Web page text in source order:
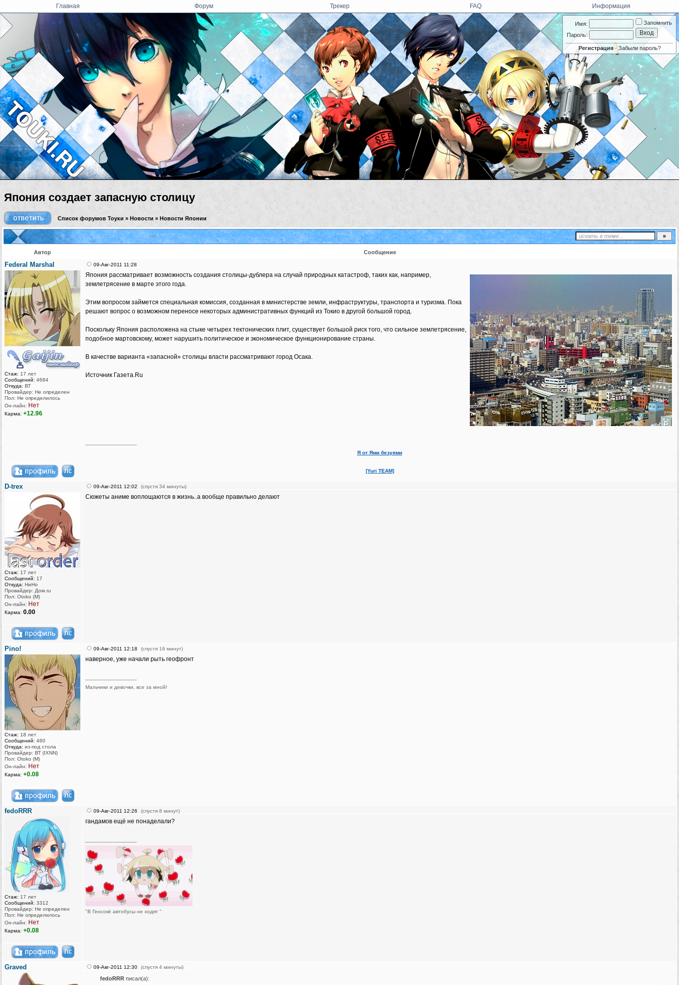
Имя:
Пароль:
Запомнить
Регистрация·Забыли пароль?
Главная Форум Трекер FAQ Информация
Япония создает запасную столицу
Список форумов Тоуки » Новости » Новости Японии
Автор Сообщение
Federal Marshal
Стаж: 17 лет
Сообщений: 4684
Откуда: ВТ
Провайдер: Не определен
Пол: Не определилось
Он-лайн: Нет
Карма: +12.96
09-Авг-2011 11:28
Япония рассматривает возможность создания столицы-дублера на случай природных катастроф, таких как, например,
землетрясение в марте этого года.
Этим вопросом займется специальная комиссия, созданная в министерстве земли, инфраструктуры, транспорта и туризма. Пока
решают вопрос о возможном переносе некоторых административных функций из Токио в другой большой город.
Поскольку Япония расположена на стыке четырех тектонических плит, существует большой риск того, что сильное землетрясение,
подобное мартовскому, может нарушить политическое и экономическое функционирование страны.
В качестве варианта «запасной» столицы власти рассматривают город Осака.
Источник Газета.Ru
Я от Ями безуями
[Yuri TEAM]
D-trex
Стаж: 17 лет
Сообщений: 17
Откуда: НиНо
Провайдер: Дом.ru
Пол: Otoko (M)
Он-лайн: Нет
Карма: 0.00
09-Авг-2011 12:02 (спустя 34 минуты)
Сюжеты аниме воплощаются в жизнь..а вообще правильно делают
Pino!
Стаж: 18 лет
Сообщений: 460
Откуда: из-под стола
Провайдер: ВТ (IXNN)
Пол: Otoko (M)
Он-лайн: Нет
Карма: +0.08
09-Авг-2011 12:18 (спустя 16 минут)
наверное, уже начали рыть геофронт
Мальчики и девочки, все за мной!
fedoRRR
Стаж: 17 лет
Сообщений: 3312
Провайдер: Не определен
Пол: Не определилось
Он-лайн: Нет
Карма: +0.08
09-Авг-2011 12:26 (спустя 8 минут)
гандамов ещё не понаделали?
"В Генсокё автобусы не ходят "
Graved 09-Авг-2011 12:30 (спустя 4 минуты)
fedoRRR писал(а):